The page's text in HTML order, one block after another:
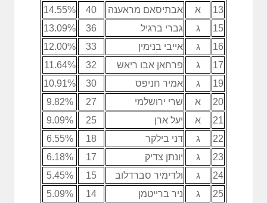
14.55%
40 אבתיסאם מראענה א
13
13.09%
36 גברי ברגיל ג
15
12.00%
33 אייבי בנימין ג
16
11.64%
32 פרחאן אבו ריאש ג
17
10.91%
30 אמיר חניפס ג
19
9.82%
27 שרי ירושלמי א
20
9.09%
25 יעל ארן א
21
6.55%
18 דני בילקר ג
22
6.18%
17 יונתן צדיק ג
23
5.45%
15 ולדימיר סברדלוב ג
24
5.09%
14 ניר ברייטמן ג
25